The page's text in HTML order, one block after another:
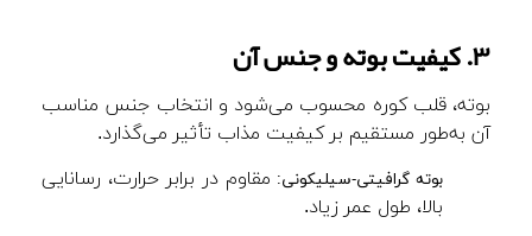
۳. کیفیت بوته و جنس آن
بوته، قلب کوره محسوب می‌شود و انتخاب جنس مناسب
آن به‌طور مستقیم بر کیفیت مذاب تأثیر می‌گذارد.
بوته گرافیتی-سیلیکونی: مقاوم در برابر حرارت، رسانایی
بالا، طول عمر زیاد.